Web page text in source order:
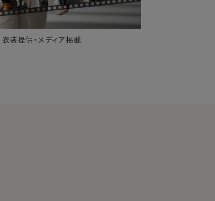
衣装提供・メディア掲載